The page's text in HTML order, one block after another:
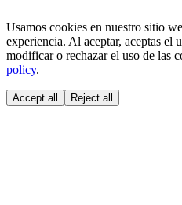
Usamos cookies en nuestro sitio
experiencia. Al aceptar, aceptas el
modificar o rechazar el uso de las
policy.
Accept all Reject all